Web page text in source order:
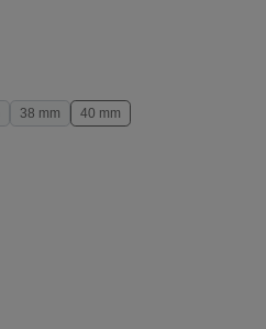
38 mm
40 mm